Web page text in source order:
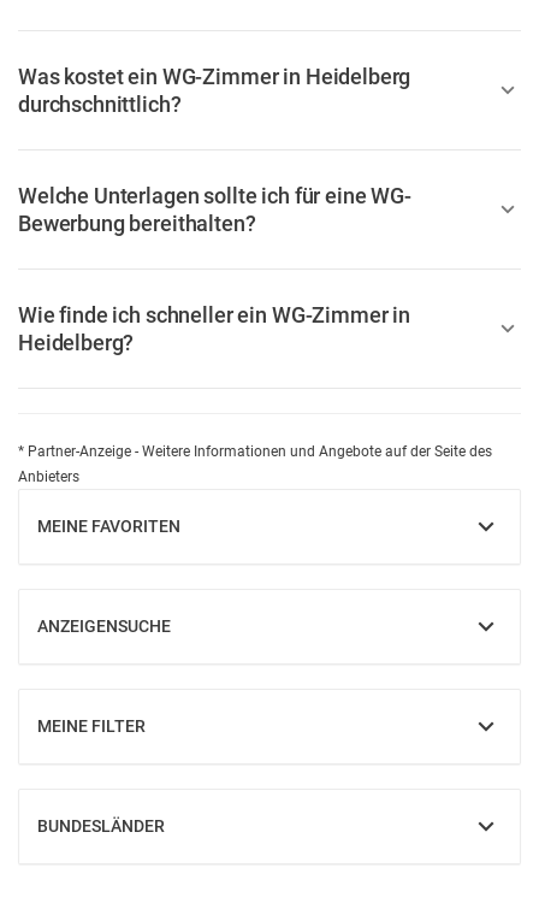
Was kostet ein WG-Zimmer in Heidelberg
durchschnittlich?
Welche Unterlagen sollte ich für eine WG-
Bewerbung bereithalten?
Wie finde ich schneller ein WG-Zimmer in
Heidelberg?
* Partner-Anzeige - Weitere Informationen und Angebote auf der Seite des
Anbieters
MEINE FAVORITEN
EINBLENDEN
ANZEIGENSUCHE
EINBLENDEN
MEINE FILTER
EINBLENDEN
BUNDESLÄNDER
EINBLENDEN